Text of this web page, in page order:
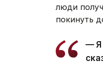
люди
покинуть
— Я